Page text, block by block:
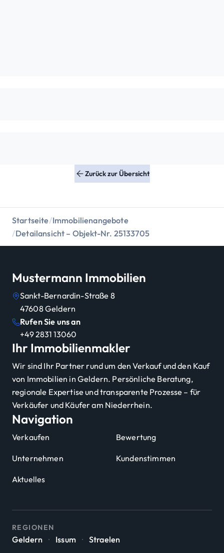
Zurück zur Übersicht
Startseite/Immobilienangebote
/Detailansicht – Objekt-Nr. 25133705
Mustermann Immobilien
Sankt-Bernardin-Straße 8
47608Geldern
Rufen Sie uns an
+49 2831 13060
Ihr Immobilienmakler
Wir sind Ihr Partner rund um den Verkauf und den Kauf
von Immobilien in Geldern. Persönliche Beratung,
regionale Expertise und transparente Prozesse – für
Verkäufer und Käufer am Niederrhein.
Navigation
Verkaufen Bewertung
Unternehmen Kundenstimmen
Aktuelles
REGIONEN
Geldern · Issum · Straelen